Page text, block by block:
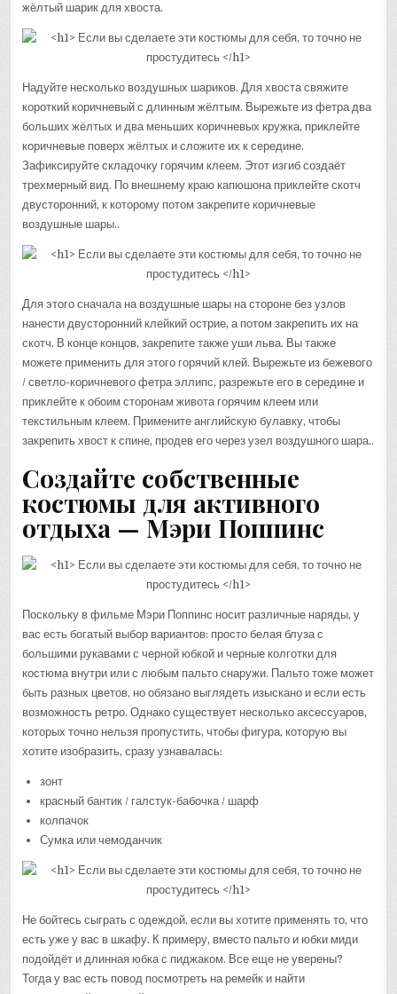
жёлтый шарик для хвоста.
Надуйте несколько воздушных шариков. Для хвоста свяжите
короткий коричневый с длинным жёлтым. Вырежьте из фетра два
больших жёлтых и два меньших коричневых кружка, приклейте
коричневые поверх жёлтых и сложите их к середине.
Зафиксируйте складочку горячим клеем. Этот изгиб создаёт
трехмерный вид. По внешнему краю капюшона приклейте скотч
двусторонний, к которому потом закрепите коричневые
воздушные шары..
Для этого сначала на воздушные шары на стороне без узлов
нанести двусторонний клейкий острие, а потом закрепить их на
скотч. В конце концов, закрепите также уши льва. Вы также
можете применить для этого горячий клей. Вырежьте из бежевого
/ светло-коричневого фетра эллипс, разрежьте его в середине и
приклейте к обоим сторонам живота горячим клеем или
текстильным клеем. Примените английскую булавку, чтобы
закрепить хвост к спине, продев его через узел воздушного шара..
Создайте собственные
костюмы для активного
отдыха — Мэри Поппинс
Поскольку в фильме Мэри Поппинс носит различные наряды, у
вас есть богатый выбор вариантов: просто белая блуза с
большими рукавами с черной юбкой и черные колготки для
костюма внутри или с любым пальто снаружи. Пальто тоже может
быть разных цветов, но обязано выглядеть изыскано и если есть
возможность ретро. Однако существует несколько аксессуаров,
которых точно нельзя пропустить, чтобы фигура, которую вы
хотите изобразить, сразу узнавалась:
зонт
красный бантик / галстук-бабочка / шарф
колпачок
Сумка или чемоданчик
Не бойтесь сыграть с одеждой, если вы хотите применять то, что
есть уже у вас в шкафу. К примеру, вместо пальто и юбки миди
подойдёт и длинная юбка с пиджаком. Все еще не уверены?
Тогда у вас есть повод посмотреть на ремейк и найти